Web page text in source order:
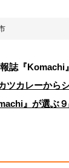
誌 『Komachi
ツカレーから
』が選ぶ